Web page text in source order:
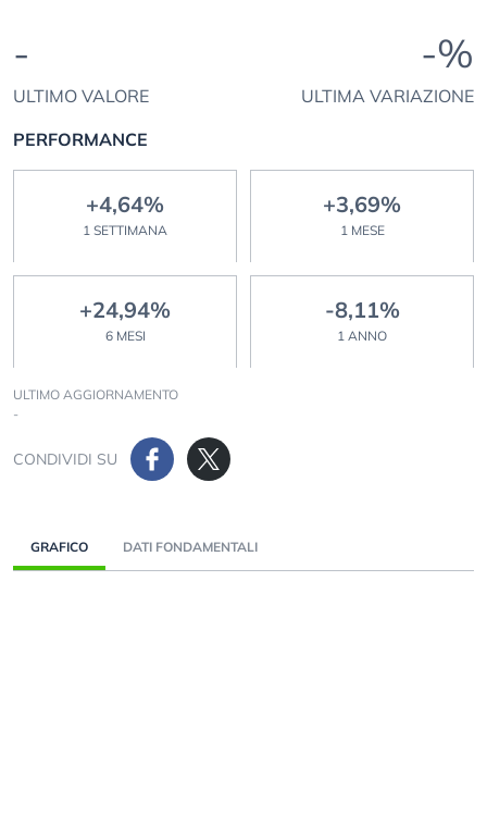
-
ULTIMO VALORE
-%
ULTIMA VARIAZIONE
PERFORMANCE
+4,64%
1 SETTIMANA
+3,69%
1 MESE
+24,94%
6 MESI
-8,11%
1 ANNO
ULTIMO AGGIORNAMENTO
-
CONDIVIDI SU
GRAFICO DATI FONDAMENTALI